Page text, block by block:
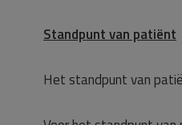
Standpunt van patiënt
Het standpunt van